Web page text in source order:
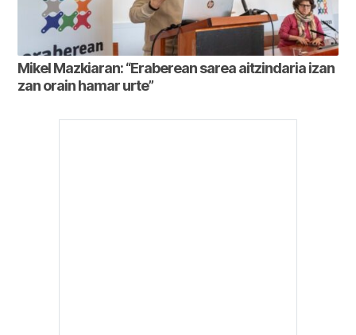
Mikel Mazkiaran: “Eraberean sarea aitzindaria izan
zan orain hamar urte”